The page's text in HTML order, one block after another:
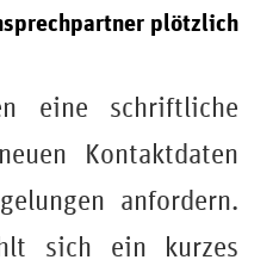
plötzlich
eine schriftliche
Kontaktdaten
anfordern.
sich ein kurzes